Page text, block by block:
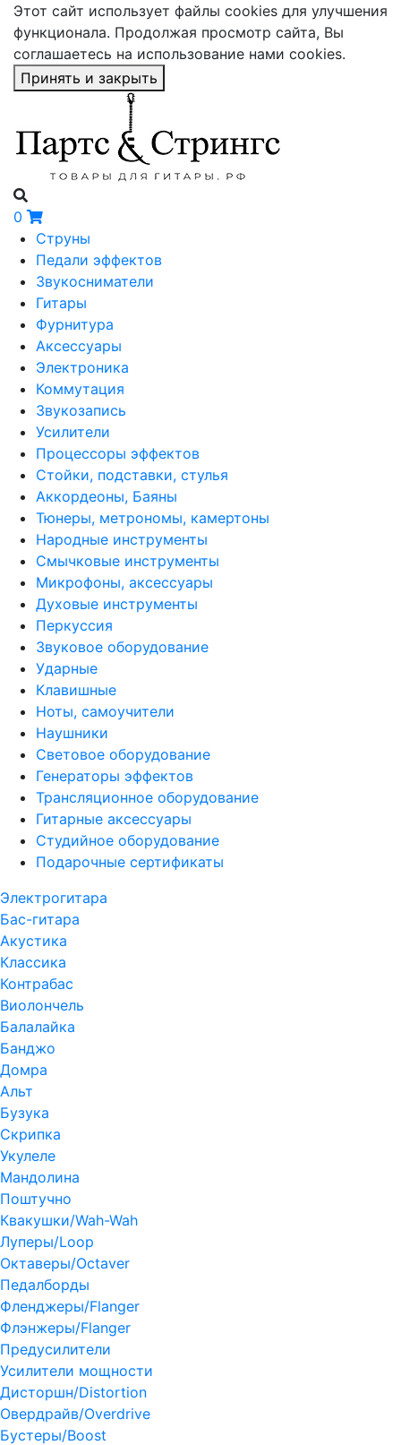
Этот сайт использует файлы cookies для улучшения
функционала. Продолжая просмотр сайта, Вы
соглашаетесь на использование нами cookies.
Принять и закрыть
0
Струны
Педали эффектов
Звукосниматели
Гитары
Фурнитура
Аксессуары
Электроника
Коммутация
Звукозапись
Усилители
Процессоры эффектов
Стойки, подставки, стулья
Аккордеоны, Баяны
Тюнеры, метрономы, камертоны
Народные инструменты
Смычковые инструменты
Микрофоны, аксессуары
Духовые инструменты
Перкуссия
Звуковое оборудование
Ударные
Клавишные
Ноты, самоучители
Наушники
Световое оборудование
Генераторы эффектов
Трансляционное оборудование
Гитарные аксессуары
Студийное оборудование
Подарочные сертификаты
Электрогитара
Бас-гитара
Акустика
Классика
Контрабас
Виолончель
Балалайка
Банджо
Домра
Альт
Бузука
Скрипка
Укулеле
Мандолина
Поштучно
Квакушки/Wah-Wah
Луперы/Loop
Октаверы/Octaver
Педалборды
Фленджеры/Flanger
Флэнжеры/Flanger
Предусилители
Усилители мощности
Дисторшн/Distortion
Овердрайв/Overdrive
Бустеры/Boost